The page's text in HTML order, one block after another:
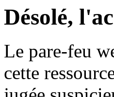
Désolé,
Le pare-feu
cette